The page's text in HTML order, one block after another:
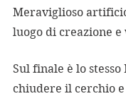
Meraviglioso
luogo di creazione
Sul finale è lo stesso
chiudere il cerchio